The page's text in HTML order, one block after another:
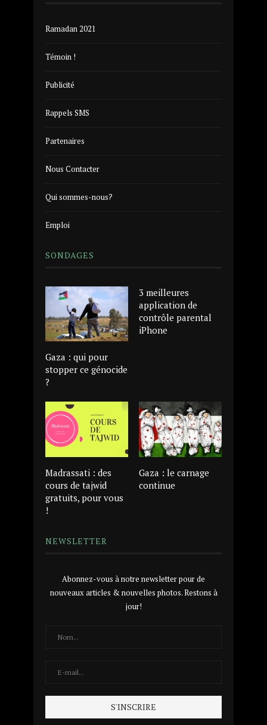
Ramadan 2021
Témoin !
Publicité
Rappels SMS
Partenaires
Nous Contacter
Qui sommes-nous?
Emploi
SONDAGES
Gaza : qui pour
stopper ce génocide
?
3 meilleures
application de
contrôle parental
iPhone
Madrassati : des
cours de tajwid
gratuits, pour vous
!
Gaza : le carnage
continue
NEWSLETTER
Abonnez-vous à notre newsletter pour de
nouveaux articles & nouvelles photos. Restons à
jour!